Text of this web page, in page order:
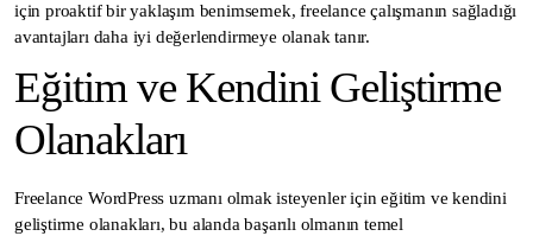
için proaktif bir yaklaşım benimsemek, freelance çalışmanın sağladığı
avantajları daha iyi değerlendirmeye olanak tanır.
Eğitim ve Kendini Geliştirme
Olanakları
Freelance WordPress uzmanı olmak isteyenler için eğitim ve kendini
geliştirme olanakları, bu alanda başarılı olmanın temel